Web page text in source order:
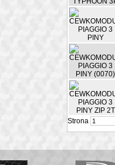
Strona